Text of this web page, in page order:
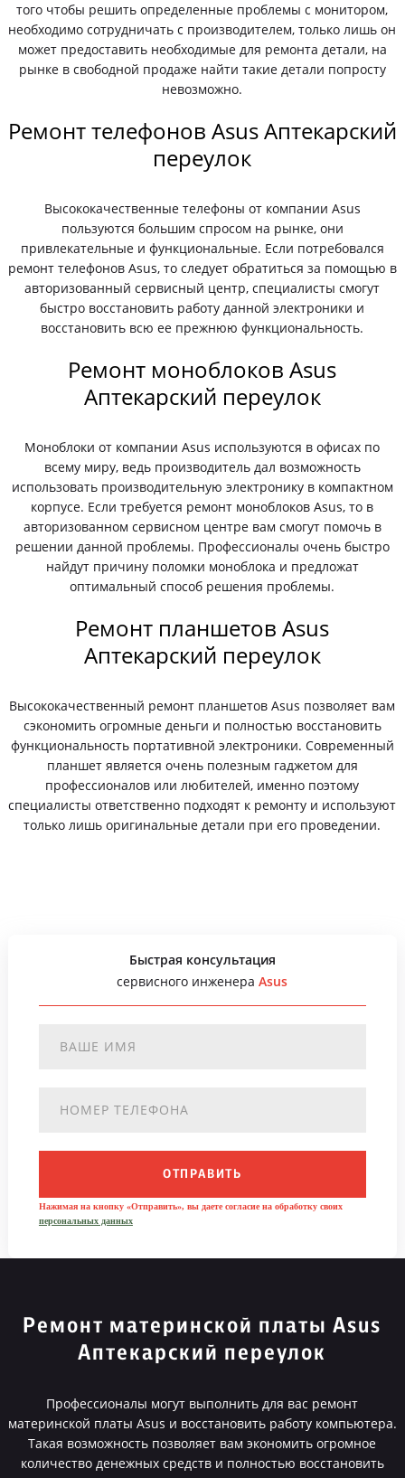
того чтобы решить определенные проблемы с монитором,
необходимо сотрудничать с производителем, только лишь он
может предоставить необходимые для ремонта детали, на
рынке в свободной продаже найти такие детали попросту
невозможно.
Ремонт телефонов Asus Аптекарский
переулок
Высококачественные телефоны от компании Asus
пользуются большим спросом на рынке, они
привлекательные и функциональные. Если потребовался
ремонт телефонов Asus, то следует обратиться за помощью в
авторизованный сервисный центр, специалисты смогут
быстро восстановить работу данной электроники и
восстановить всю ее прежнюю функциональность.
Ремонт моноблоков Asus
Аптекарский переулок
Моноблоки от компании Asus используются в офисах по
всему миру, ведь производитель дал возможность
использовать производительную электронику в компактном
корпусе. Если требуется ремонт моноблоков Asus, то в
авторизованном сервисном центре вам смогут помочь в
решении данной проблемы. Профессионалы очень быстро
найдут причину поломки моноблока и предложат
оптимальный способ решения проблемы.
Ремонт планшетов Asus
Аптекарский переулок
Высококачественный ремонт планшетов Asus позволяет вам
сэкономить огромные деньги и полностью восстановить
функциональность портативной электроники. Современный
планшет является очень полезным гаджетом для
профессионалов или любителей, именно поэтому
специалисты ответственно подходят к ремонту и используют
только лишь оригинальные детали при его проведении.
Быстрая консультация
сервисного инженераAsus
ОТПРАВИТЬ
Нажимая на кнопку «Отправить», вы даете согласие на обработку своих
персональных данных
Ремонт материнской платы Asus
Аптекарский переулок
Профессионалы могут выполнить для вас ремонт
материнской платы Asus и восстановить работу компьютера.
Такая возможность позволяет вам экономить огромное
количество денежных средств и полностью восстановить